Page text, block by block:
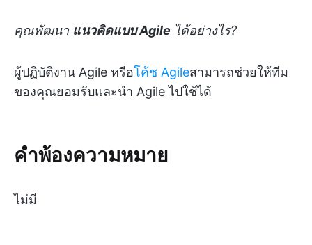
คุณพัฒนา แนวคิดแบบ Agile ได้อย่างไร?
ผู้ปฏิบัติงาน Agile หรือโค้ช Agileสามารถช่วยให้ทีม
ของคุณยอมรับและนำ Agile ไปใช้ได้
คำพ้องความหมาย
ไม่มี